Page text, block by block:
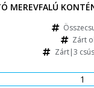
MEREVFALÚ
Zárt
Zárt|3